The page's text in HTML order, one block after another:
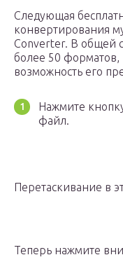
Следующая
конвертирования
Converter. В общей
более 50 форматов,
возможность его
Нажмите
файл.
Перетаскивание в
Теперь нажмите